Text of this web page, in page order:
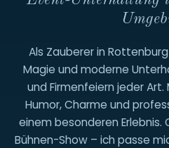
Als Zauberer in
Magie und moderne
und Firmenfeiern jeder
Humor, Charme und
einem besonderen
Bühnen-Show – ich passe
mail@sebastiansener.de
22894633